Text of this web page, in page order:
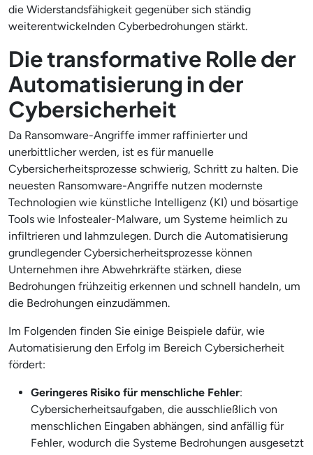
die Widerstandsfähigkeit gegenüber sich ständig
weiterentwickelnden Cyberbedrohungen stärkt.
Die transformative Rolle der
Automatisierung in der
Cybersicherheit
Da Ransomware-Angriffe immer raffinierter und
unerbittlicher werden, ist es für manuelle
Cybersicherheitsprozesse schwierig, Schritt zu halten. Die
neuesten Ransomware-Angriffe nutzen modernste
Technologien wie künstliche Intelligenz (KI) und bösartige
Tools wie Infostealer-Malware, um Systeme heimlich zu
infiltrieren und lahmzulegen. Durch die Automatisierung
grundlegender Cybersicherheitsprozesse können
Unternehmen ihre Abwehrkräfte stärken, diese
Bedrohungen frühzeitig erkennen und schnell handeln, um
die Bedrohungen einzudämmen.
Im Folgenden finden Sie einige Beispiele dafür, wie
Automatisierung den Erfolg im Bereich Cybersicherheit
fördert:
Geringeres Risiko für menschliche Fehler:
Cybersicherheitsaufgaben, die ausschließlich von
menschlichen Eingaben abhängen, sind anfällig für
Fehler, wodurch die Systeme Bedrohungen ausgesetzt